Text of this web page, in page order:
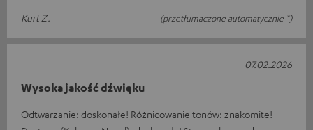
Kurt Z.
(przetłumaczone automatycznie *)
Wysoka jakość dźwięku
Odtwarzanie: doskonałe! Różnicowanie tonów: znakomite!
07.02.2026